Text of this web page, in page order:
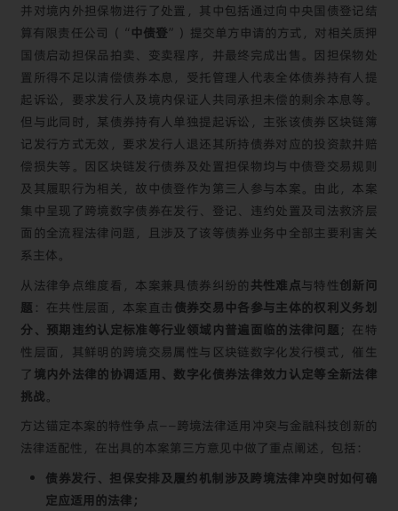
并对境内外担保物进行了处置，其中包括通过向中央国债登记结
算有限责任公司（“ 中债登”）提交单方申请的方式，对相关质押
国债启动担保品拍卖、变卖程序，并最终完成出售。因担保物处
置所得不足以清偿债券本息，受托管理人代表全体债券持有人提
起诉讼，要求发行人及境内保证人共同承担未偿的剩余本息等。
但与此同时，某债券持有人单独提起诉讼，主张该债券区块链簿
记发行方式无效，要求发行人退还其所持债券对应的投资款并赔
偿损失等。因区块链发行债券及处置担保物均与中债登交易规则
及其履职行为相关，故中债登作为第三人参与本案。由此，本案
集中呈现了跨境数字债券在发行、登记、违约处置及司法救济层
面的全流程法律问题，且涉及了该等债券业务中全部主要利害关
系主体。
从法律争点维度看，本案兼具债券纠纷的 共性难点与特性 创新问
题 ：在共性层面，本案直击债券交易中各参与主体的权利义务划
分、预期违约认定标准等行业领域内普遍面临的法律问题 ；在特
性层面，其鲜明的跨境交易属性与区块链数字化发行模式，催生
了 境内外法律的协调适用、数字化债券法律效力认定等全新法律
挑战。
方达锚定本案的特性争点——跨境法律适用冲突与金融科技创新的
法律适配性，在出具的本案第三方意见中做了重点阐述，包括：
债券发行、担保安排及履约机制涉及跨境法律冲突时如何确
定应适用的法律；